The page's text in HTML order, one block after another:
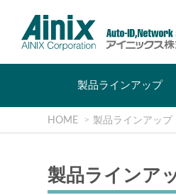
製品ラインアップ
HOME 製品ラインアップ
製品ラインア